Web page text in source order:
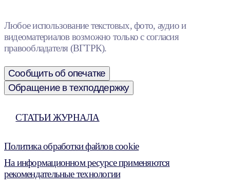
Любое использование текстовых, фото, аудио и
видеоматериалов возможно только с согласия
правообладателя (ВГТРК).
Сообщить об опечатке
Обращение в техподдержку
СТАТЬИ ЖУРНАЛА
Политика обработки файлов cookie
На информационном ресурсе применяются
рекомендательные технологии